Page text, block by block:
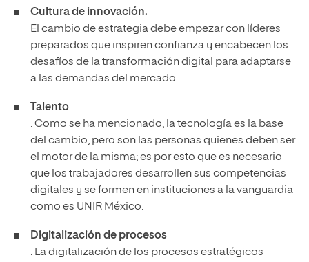
Cultura de innovación.
El cambio de estrategia debe empezar con líderes
preparados que inspiren confianza y encabecen los
desafíos de la transformación digital para adaptarse
a las demandas del mercado.
Talento
. Como se ha mencionado, la tecnología es la base
del cambio, pero son las personas quienes deben ser
el motor de la misma; es por esto que es necesario
que los trabajadores desarrollen sus competencias
digitales y se formen en instituciones a la vanguardia
como es UNIR México.
Digitalización de procesos
. La digitalización de los procesos estratégicos